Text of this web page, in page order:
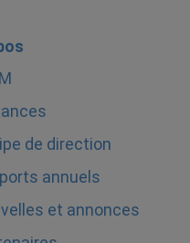
de direction
annuels
et annonces